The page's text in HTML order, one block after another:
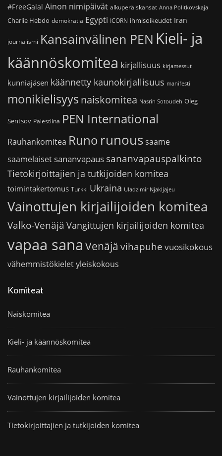
#FreeGalal Ainon nimipäivät alkuperäiskansat Anna Politkovskaja
Charlie Hebdo demokratia Egypti ICORN ihmisoikeudet Iran
journalismi Kansainvälinen PEN Kieli- ja
käännöskomitea kirjallisuus kirjamessut
kunniajäsen käännetty kaunokirjallisuus manifesti
monikielisyys naiskomitea Nasrin Sotoudeh Oleg
Sentsov Palestiina PEN International
Rauhankomitea Runo runoussaame
saamelaiset sananvapaus sananvapauspalkinto
Tietokirjoittajien ja tutkijoiden komitea
toimintakertomus Turkki Ukraina Uladzimir Njakljajeu
Vainottujen kirjailijoiden komitea
Valko-Venäjä Vangittujen kirjailijoiden komitea
vapaa sana Venäjä vihapuhe vuosikokous
vähemmistökieletyleiskokous
Komiteat
Naiskomitea
Kieli- ja käännöskomitea
Rauhankomitea
Vainottujen kirjailijoiden komitea
Tietokirjoittajien ja tutkijoiden komitea